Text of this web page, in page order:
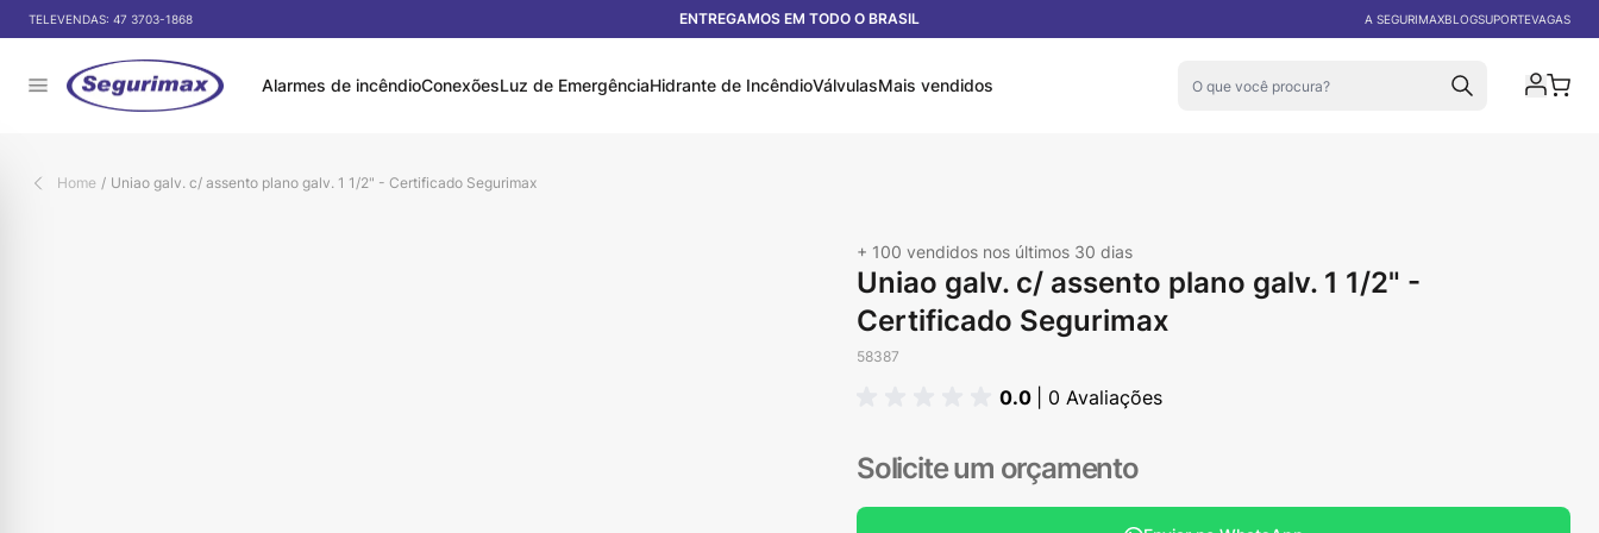
Pular para o conteúdo
TELEVENDAS: 47 3703-1868
DE DESCONTO NO PIX ENTREGAMOS EM TODO O BRASIL EXCLUSIVO PARA
A SEGURIMAXBLOGSUPORTEVAGAS
Alarmes de incêndioConexõesLuz de EmergênciaHidrante de IncêndioVálvulasMais vendidos
Home / Uniao galv. c/ assento plano galv. 1 1/2" - Certificado Segurimax
+ 100 vendidos nos últimos 30 dias
Uniao galv. c/ assento plano galv. 1 1/2" -
Certificado Segurimax
58387
0.0 | 0 Avaliações
Solicite um orçamento